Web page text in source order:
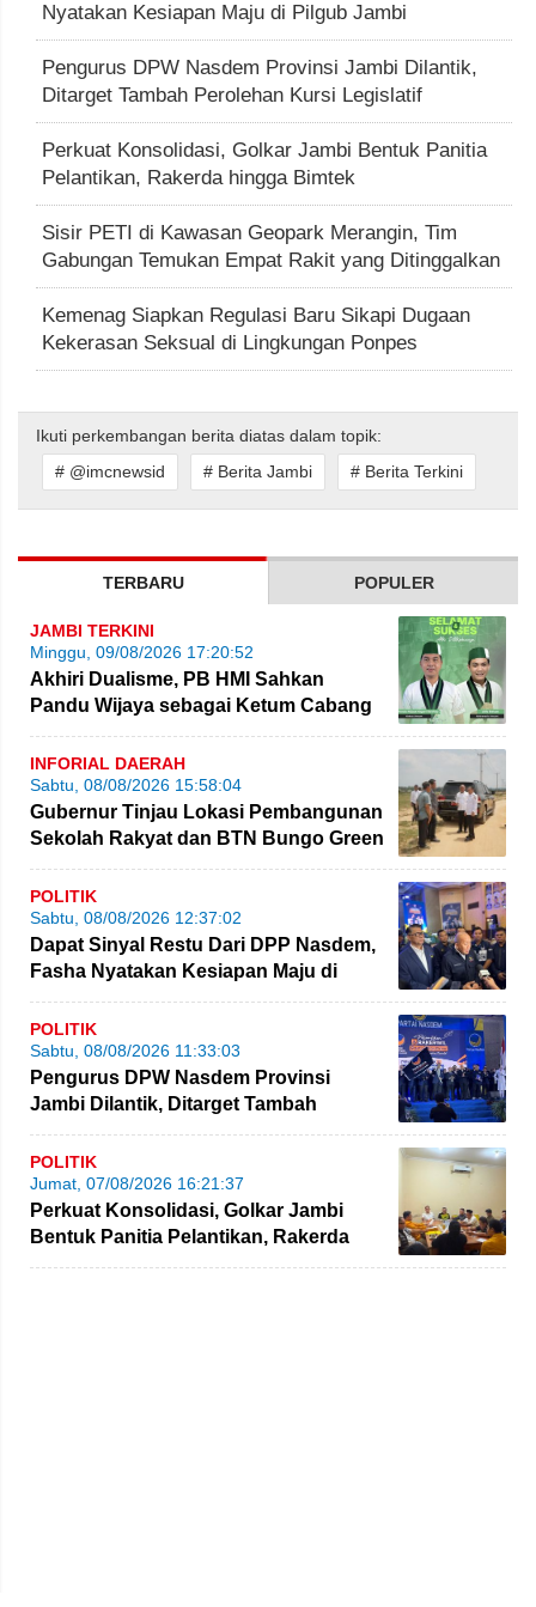
Nyatakan Kesiapan Maju di Pilgub Jambi
Pengurus DPW Nasdem Provinsi Jambi Dilantik,
Ditarget Tambah Perolehan Kursi Legislatif
Perkuat Konsolidasi, Golkar Jambi Bentuk Panitia
Pelantikan, Rakerda hingga Bimtek
Sisir PETI di Kawasan Geopark Merangin, Tim
Gabungan Temukan Empat Rakit yang Ditinggalkan
Kemenag Siapkan Regulasi Baru Sikapi Dugaan
Kekerasan Seksual di Lingkungan Ponpes
Ikuti perkembangan berita diatas dalam topik:
# @imcnewsid
# Berita Jambi # Berita Terkini
TERBARU POPULER
JAMBI TERKINI
Minggu, 09/08/2026 17:20:52
Akhiri Dualisme, PB HMI Sahkan
Pandu Wijaya sebagai Ketum Cabang
Jambi
INFORIAL DAERAH
Sabtu, 08/08/2026 15:58:04
Gubernur Tinjau Lokasi Pembangunan
Sekolah Rakyat dan BTN Bungo Green
City
POLITIK
Sabtu, 08/08/2026 12:37:02
Dapat Sinyal Restu Dari DPP Nasdem,
Fasha Nyatakan Kesiapan Maju di
Pilgub Jambi
POLITIK
Sabtu, 08/08/2026 11:33:03
Pengurus DPW Nasdem Provinsi
Jambi Dilantik, Ditarget Tambah
Perolehan Kursi Legislatif
POLITIK
Jumat, 07/08/2026 16:21:37
Perkuat Konsolidasi, Golkar Jambi
Bentuk Panitia Pelantikan, Rakerda
hingga Bimtek